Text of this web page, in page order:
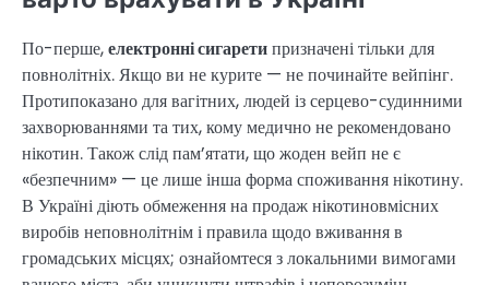
По-перше,електронні сигаретипризначені тільки для
повнолітніх. Якщо ви не курите — не починайте вейпінг.
Протипоказано для вагітних, людей із серцево-судинними
захворюваннями та тих, кому медично не рекомендовано
нікотин. Також слід пам’ятати, що жоден вейп не є
«безпечним» — це лише інша форма споживання нікотину.
В Україні діють обмеження на продаж нікотиновмісних
виробів неповнолітнім і правила щодо вживання в
громадських місцях; ознайомтеся з локальними вимогами